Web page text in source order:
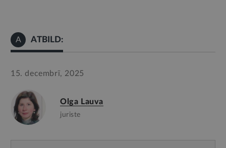
A ATBILD:
15. decembrī, 2025
Olga Lauva
juriste